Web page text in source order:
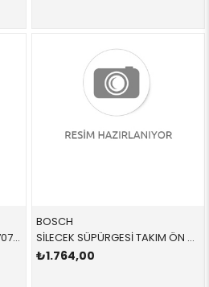
SİLECEK SÜPÜRGESİ 3397007072 61610427668 61612468941 E90 TAKIM ÖN 2008-2012
BOSCH
SİLECEK SÜPÜRGESİ TAKIM ÖN A523S 3397007523 61612163749 61612458015 F10,F11,F01,F02,F04,F07 2011-2019
₺1.764,00